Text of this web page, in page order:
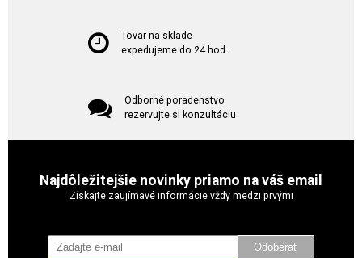
Tovar na sklade
expedujeme do 24 hod.
Odborné poradenstvo
rezervujte si konzultáciu
Najdôležitejšie novinky priamo na váš email
Získajte zaujímavé informácie vždy medzi prvými
Odoberať